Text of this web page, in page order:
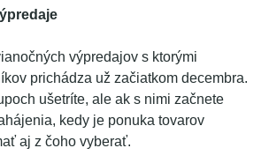
výpredajov s ktorými
prichádza už začiatkom decembra.
ušetríte, ale ak s nimi začnete
kedy je ponuka tovarov
aj z čoho vyberať.